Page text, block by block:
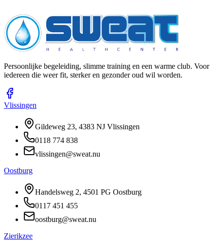
Verstuur bericht
Persoonlijke begeleiding, slimme training en een warme club. Voor
iedereen die weer fit, sterker en gezonder oud wil worden.
Vlissingen
Gildeweg 23, 4383 NJ Vlissingen
0118 774 838
vlissingen@sweat.nu
Oostburg
Handelsweg 2, 4501 PG Oostburg
0117 451 455
oostburg@sweat.nu
Zierikzee